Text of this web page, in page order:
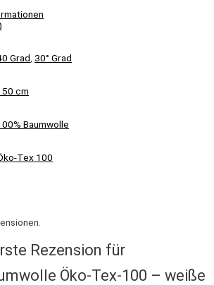
Grad, 30° Grad
cm
Baumwolle
Tex 100
Rezension für
Öko-Tex-100 – weiße